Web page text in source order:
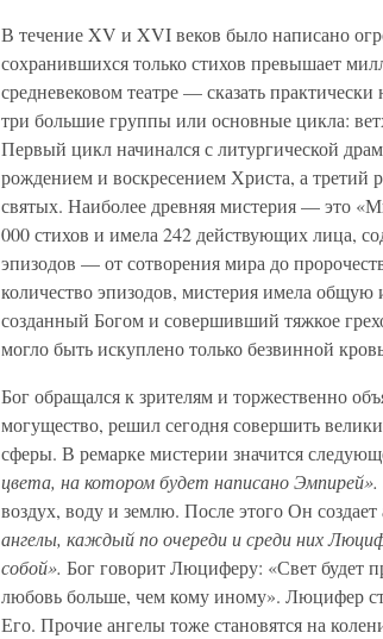
В течение XV и XVI веков было написано
сохранившихся только стихов превышает
средневековом театре — сказать
три большие группы или основные цикла:
Первый цикл начинался с литургической
рождением и воскресением Христа, а третий
святых. Наиболее древняя мистерия — это
000 стихов и имела 242 действующих лица,
эпизодов — от сотворения мира до
количество эпизодов, мистерия имела
созданный Богом и совершивший тяжкое
могло быть искуплено только безвинной
Бог обращался к зрителям и торжественно
могущество, решил сегодня совершить
сферы. В ремарке мистерии значится
цвета, на котором будет написано Эмпирей».
воздух, воду и землю. После этого Он
ангелы, каждый по очереди и среди них
собой». Бог говорит Люциферу: «Свет будет
любовь больше, чем кому иному». Люцифер
Его. Прочие ангелы тоже становятся на